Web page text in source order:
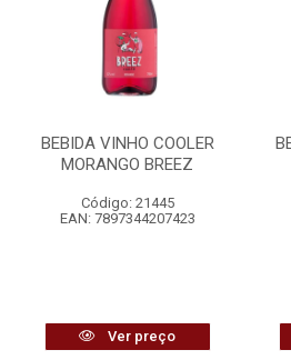
BEBIDA VINHO COOLER
MORANGO BREEZ
Código: 21445
EAN: 7897344207423
Ver preço